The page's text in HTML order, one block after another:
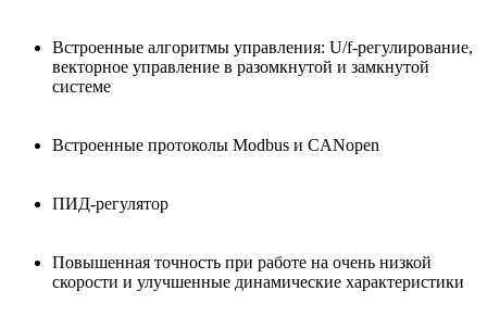
Встроенные алгоритмы управления: U/f-регулирование,
векторное управление в разомкнутой и замкнутой
системе
Встроенные протоколы Modbus и CANopen
ПИД-регулятор
Повышенная точность при работе на очень низкой
скорости и улучшенные динамические характеристики